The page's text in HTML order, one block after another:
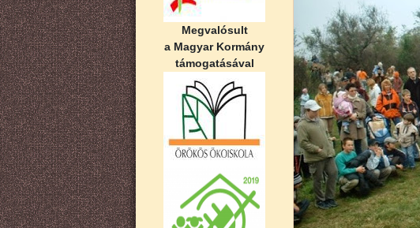
Megvalósult
a Magyar Kormány
támogatásával